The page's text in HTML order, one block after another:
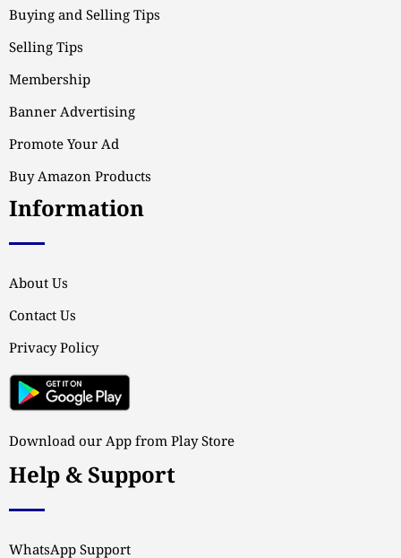
Buying and Selling Tips
Selling Tips
Membership
Banner Advertising
Promote Your Ad
Buy Amazon Products
Information
About Us
Contact Us
Privacy Policy
Download our App from Play Store
Help & Support
WhatsApp Support